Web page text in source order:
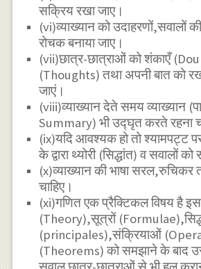
सक्रिय रखा जाए।
(vi)व्याख्यान को उदाहरणों,सवालों
रोचक बनाया जाए।
(vii)छात्र-छात्राओं को शंकाएँ
(Thoughts) तथा अपनी बात को
जाएं।
(viii)व्याख्यान देते समय व्याख्यान
Summary) भी उद्घृत करते रहना
(ix)यदि आवश्यक हो तो श्यामपट्ट
के द्वारा थ्योरी (सिद्धांत) व सवालों
(x)व्याख्यान की भाषा सरल,रुचिकर
चाहिए।
(xi)गणित एक प्रैक्टिकल विषय है
(Theory),सूत्रों
(principales),संक्रियाओं
(Theorems) को समझाने के बाद